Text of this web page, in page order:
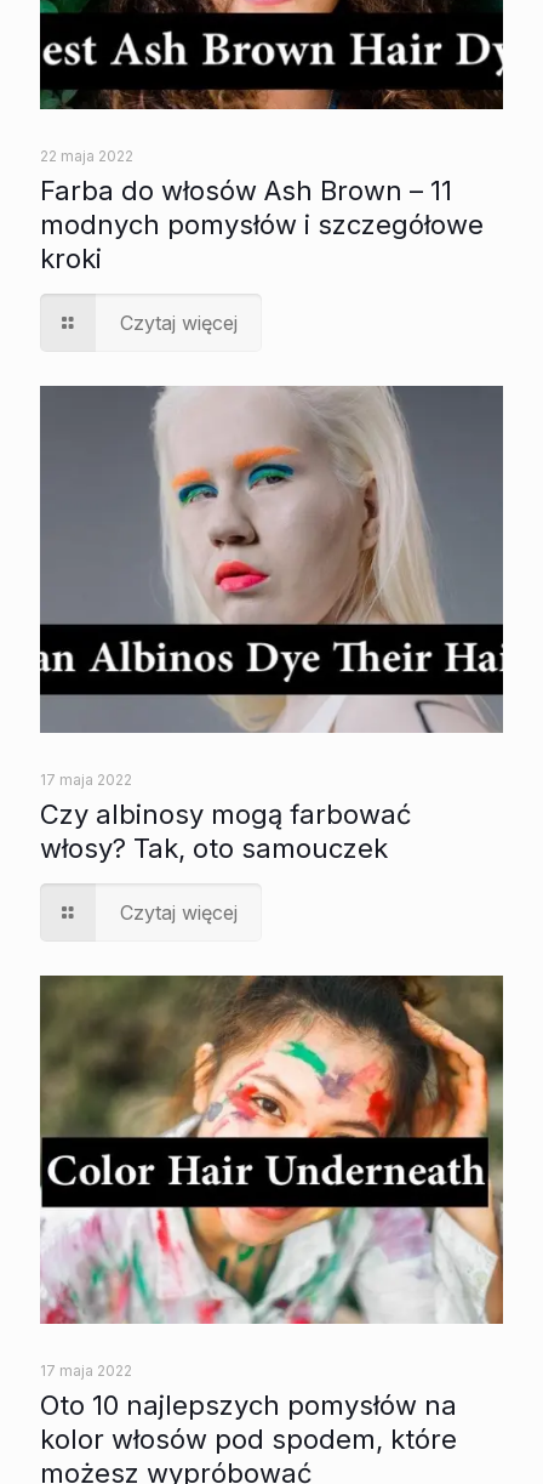
22 maja 2022
Farba do włosów Ash Brown – 11
modnych pomysłów i szczegółowe
kroki
Czytaj więcej
17 maja 2022
Czy albinosy mogą farbować
włosy? Tak, oto samouczek
Czytaj więcej
17 maja 2022
Oto 10 najlepszych pomysłów na
kolor włosów pod spodem, które
możesz wypróbować